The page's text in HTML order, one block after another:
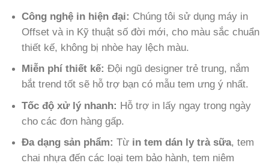
Công nghệ in hiện đại: Chúng tôi sử dụng máy in
Offset và in Kỹ thuật số đời mới, cho màu sắc chuẩn
thiết kế, không bị nhòe hay lệch màu.
Miễn phí thiết kế: Đội ngũ designer trẻ trung, nắm
bắt trend tốt sẽ hỗ trợ bạn có mẫu tem ưng ý nhất.
Tốc độ xử lý nhanh: Hỗ trợ in lấy ngay trong ngày
cho các đơn hàng gấp.
Đa dạng sản phẩm: Từ in tem dán ly trà sữa, tem
chai nhựa đến các loại tem bảo hành, tem niêm